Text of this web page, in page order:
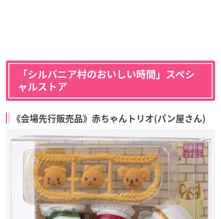
「シルバニア村のおいしい時間」スペシ
ャルストア
《会場先行販売品》赤ちゃんトリオ(パン屋さん)